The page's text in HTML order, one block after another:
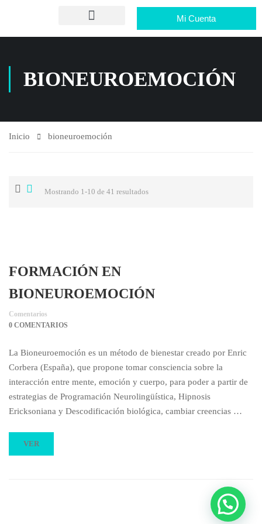
Mi Cuenta
BIONEUROEMOCIÓN
Inicio bioneuroemoción
Mostrando 1-10 de 41 resultados
FORMACIÓN EN
BIONEUROEMOCIÓN
Comentarios
0 COMENTARIOS
La Bioneuroemoción es un método de bienestar creado por Enric
Corbera (España), que propone tomar consciencia sobre la
interacción entre mente, emoción y cuerpo, para poder a partir de
estrategias de Programación Neurolingüística, Hipnosis
Ericksoniana y Descodificación biológica, cambiar creencias …
VER